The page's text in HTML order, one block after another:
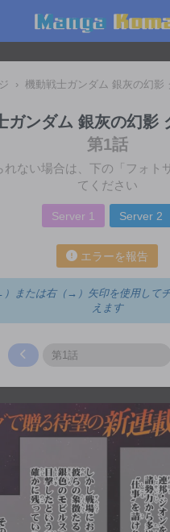
› 機動戦士ガンダム 銀灰の幻影
ガンダム 銀灰の幻影
第1話
れない場合は、下の「フォト
てください
Server 1 Server 2
エラーを報告
または右（→）矢印を使用して
えます